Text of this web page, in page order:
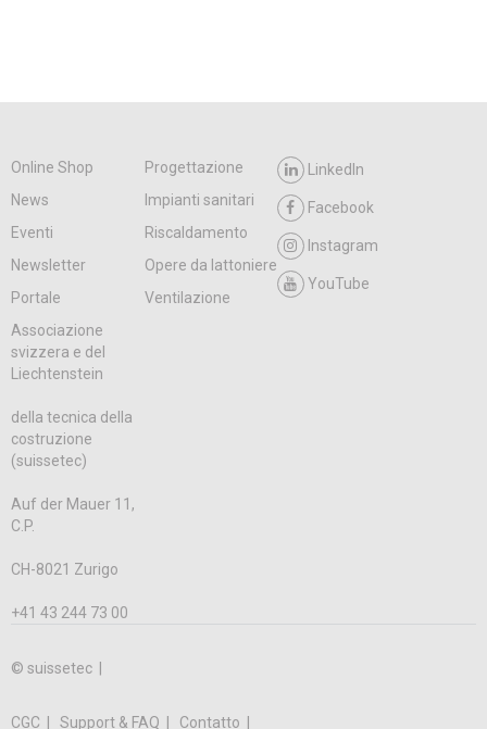
Online Shop
Progettazione
News
Impianti sanitari
Eventi
Riscaldamento
Newsletter
Opere da lattoniere
Portale
Ventilazione
LinkedIn
Facebook
Instagram
YouTube
Associazione
svizzera e del
Liechtenstein
della tecnica della
costruzione
(suissetec)
Auf der Mauer 11,
C.P.
CH-8021 Zurigo
+41 43 244 73 00
© suissetec |
CGC Support & FAQ Contatto